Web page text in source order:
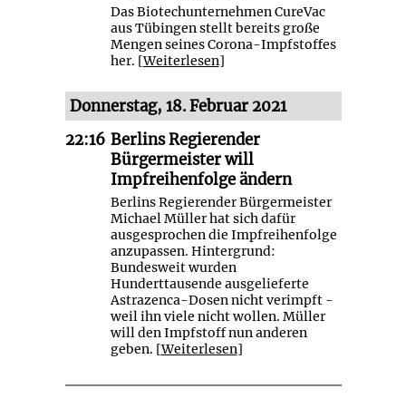
Das Biotechunternehmen CureVac
aus Tübingen stellt bereits große
Mengen seines Corona-Impfstoffes
her. [Weiterlesen]
Donnerstag, 18. Februar 2021
22:16 Berlins Regierender
Bürgermeister will
Impfreihenfolge ändern
Berlins Regierender Bürgermeister
Michael Müller hat sich dafür
ausgesprochen die Impfreihenfolge
anzupassen. Hintergrund:
Bundesweit wurden
Hunderttausende ausgelieferte
Astrazenca-Dosen nicht verimpft -
weil ihn viele nicht wollen. Müller
will den Impfstoff nun anderen
geben. [Weiterlesen]